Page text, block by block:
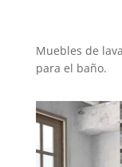
Muebles de
para el baño.